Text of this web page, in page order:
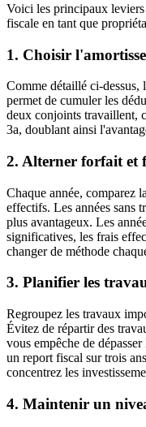
Voici les principaux
fiscale en tant que
1. Choisir
Comme détaillé ci-
permet de cumuler les
deux conjoints travaillent,
3a, doublant ainsi
2. Alterner forfait et
Chaque année, comparez
effectifs. Les années sans
plus avantageux. Les
significatives, les frais
changer de méthode
3. Planifier les
Regroupez les travaux
Évitez de répartir des
vous empêche de
un report fiscal sur trois
concentrez les
4. Maintenir un